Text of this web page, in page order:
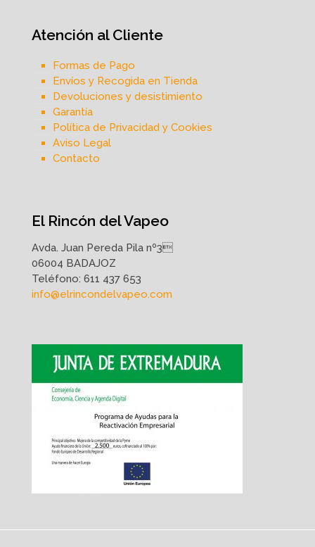
Atención al Cliente
Formas de Pago
Envíos y Recogida en Tienda
Devoluciones y desistimiento
Garantía
Política de Privacidad y Cookies
Aviso Legal
Contacto
El Rincón del Vapeo
Avda. Juan Pereda Pila nº3
06004 BADAJOZ
Teléfono: 611 437 653
info@elrincondelvapeo.com